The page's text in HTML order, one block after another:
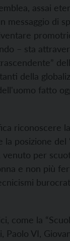
assai
messaggio di
– sta
della
fatto
riconoscere
posizione del
venuto per
e non più
come la
VI,